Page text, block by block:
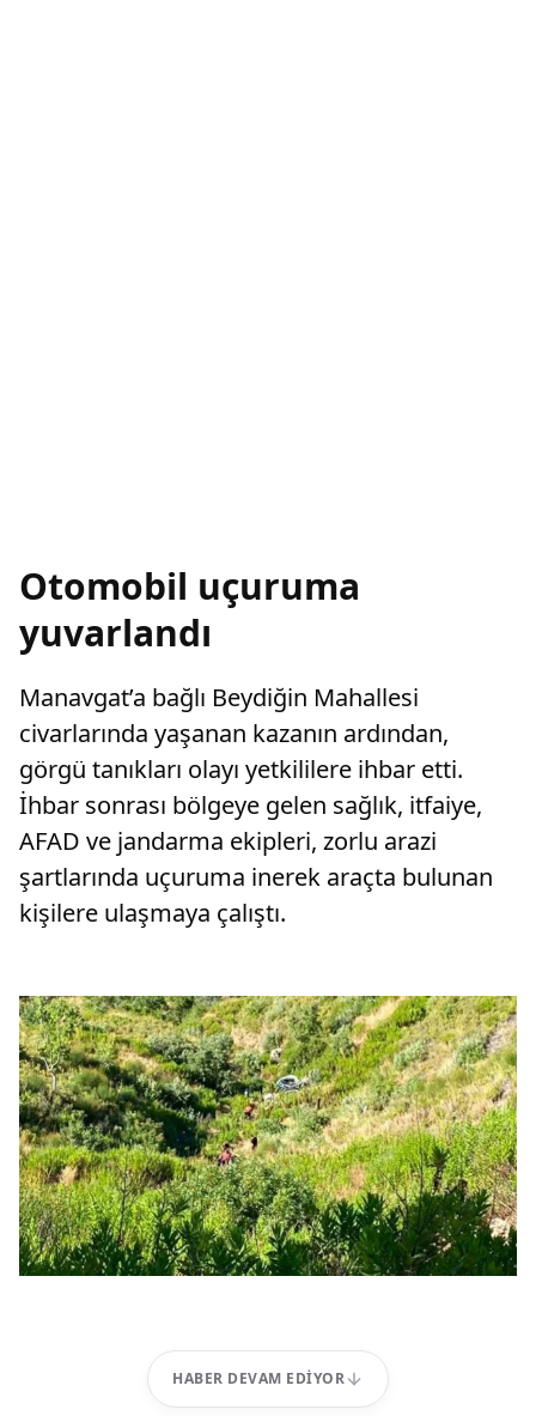
Otomobil uçuruma
yuvarlandı
Manavgat’a bağlı Beydiğin Mahallesi
civarlarında yaşanan kazanın ardından,
görgü tanıkları olayı yetkililere ihbar etti.
İhbar sonrası bölgeye gelen sağlık, itfaiye,
AFAD ve jandarma ekipleri, zorlu arazi
şartlarında uçuruma inerek araçta bulunan
kişilere ulaşmaya çalıştı.
HABER DEVAM EDIYOR